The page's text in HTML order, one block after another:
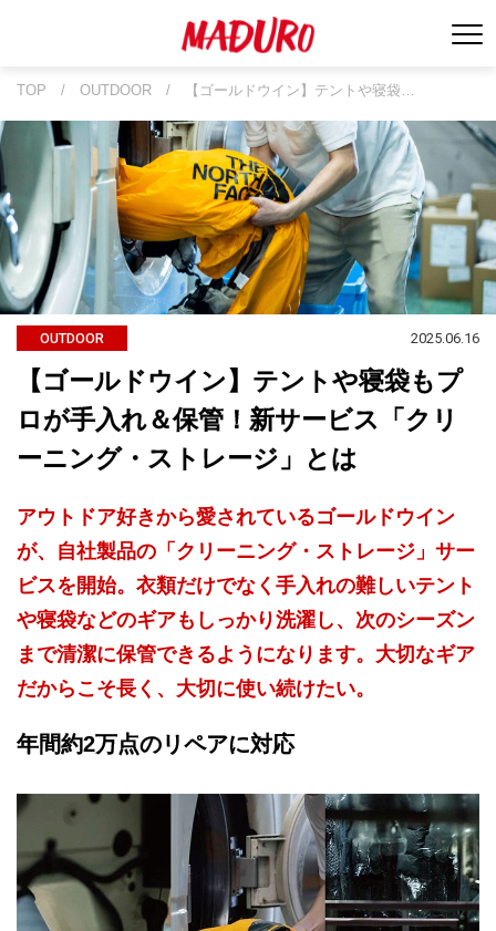
TOP / OUTDOOR / 【ゴールドウイン】テントや寝袋…
OUTDOOR 2025.06.16
【ゴールドウイン】テントや寝袋もプ
ロが手入れ＆保管！新サービス「クリ
ーニング・ストレージ」とは
アウトドア好きから愛されているゴールドウイン
が、自社製品の「クリーニング・ストレージ」サー
ビスを開始。衣類だけでなく手入れの難しいテント
や寝袋などのギアもしっかり洗濯し、次のシーズン
まで清潔に保管できるようになります。大切なギア
だからこそ長く、大切に使い続けたい。
年間約2万点のリペアに対応